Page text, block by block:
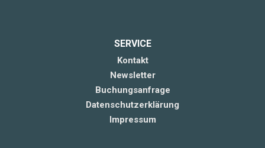
SERVICE
Kontakt
Newsletter
Buchungsanfrage
Datenschutzerklärung
Impressum